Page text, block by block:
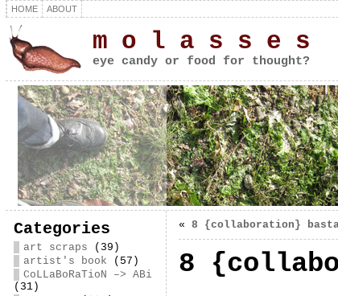
HOME ABOUT
m o l a s s e s
eye candy or food for thought?
Categories
art scraps (39)
artist's book (57)
CoLLaBoRaTioN –> ABi
(31)
« 8 {collaboration}
8